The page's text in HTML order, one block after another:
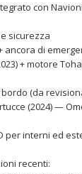
con
sicurezza
ancora di
+ motore
(da
(2024) —
per interni ed
recenti: